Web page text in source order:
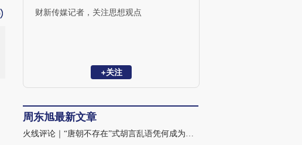
财新传媒记者，关注思想观点
+关注
周东旭最新文章
火线评论｜“唐朝不存在”式胡言乱语凭何成为热点